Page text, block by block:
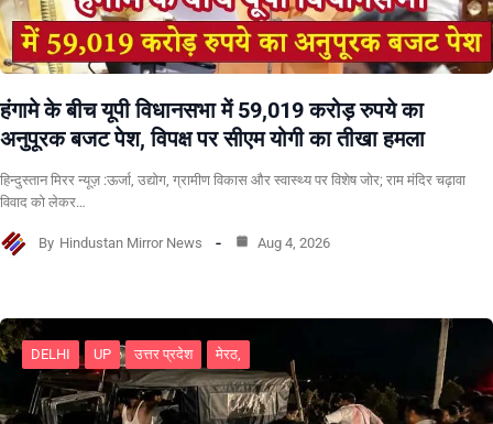
हंगामे के बीच यूपी विधानसभा में 59,019 करोड़ रुपये का
अनुपूरक बजट पेश, विपक्ष पर सीएम योगी का तीखा हमला
हिन्दुस्तान मिरर न्यूज़ :ऊर्जा, उद्योग, ग्रामीण विकास और स्वास्थ्य पर विशेष जोर; राम मंदिर चढ़ावा
विवाद को लेकर…
By Hindustan Mirror News Aug 4, 2026
DELHI UP उत्तर प्रदेश मेरठ,